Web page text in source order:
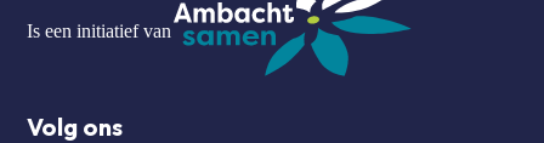
Is een initiatief van
Volg ons